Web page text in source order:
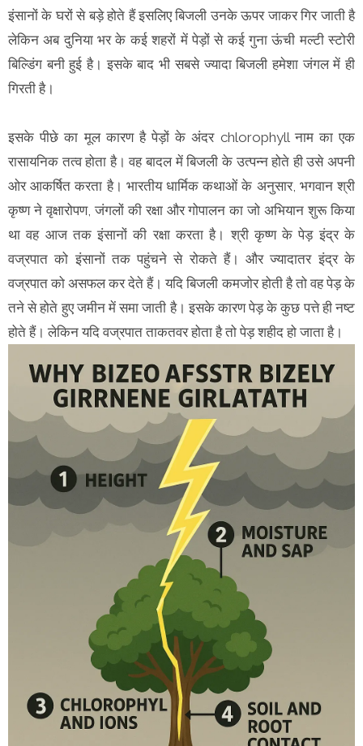
इंसानों के घरों से बड़े होते हैं इसलिए बिजली उनके ऊपर जाकर गिर जाती है
लेकिन अब दुनिया भर के कई शहरों में पेड़ों से कई गुना ऊंची मल्टी स्टोरी
बिल्डिंग बनी हुई है। इसके बाद भी सबसे ज्यादा बिजली हमेशा जंगल में ही
गिरती है।
इसके पीछे का मूल कारण है पेड़ों के अंदर chlorophyll नाम का एक
रासायनिक तत्व होता है। वह बादल में बिजली के उत्पन्न होते ही उसे अपनी
ओर आकर्षित करता है। भारतीय धार्मिक कथाओं के अनुसार, भगवान श्री
कृष्ण ने वृक्षारोपण, जंगलों की रक्षा और गोपालन का जो अभियान शुरू किया
था वह आज तक इंसानों की रक्षा करता है। श्री कृष्ण के पेड़ इंद्र के
वज्रपात को इंसानों तक पहुंचने से रोकते हैं। और ज्यादातर इंद्र के
वज्रपात को असफल कर देते हैं। यदि बिजली कमजोर होती है तो वह पेड़ के
तने से होते हुए जमीन में समा जाती है। इसके कारण पेड़ के कुछ पत्ते ही नष्ट
होते हैं। लेकिन यदि वज्रपात ताकतवर होता है तो पेड़ शहीद हो जाता है।